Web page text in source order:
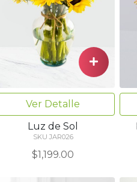
Ver Detalle
Luz de Sol
SKU JAR026
$1,199.00